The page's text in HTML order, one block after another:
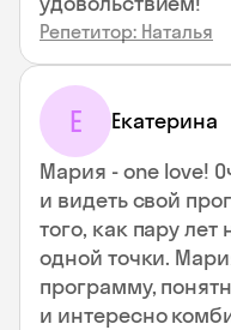
Репетитор: Наталья
Е Екатерина
Мария - one love!
и видеть свой
того, как пару
одной точки.
программу,
и интересно